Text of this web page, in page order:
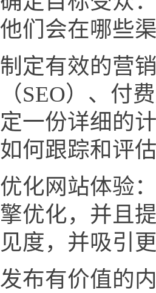
他们会在哪些
制定有效的营
（SEO）、付
定一份详细的
如何跟踪和评估
优化网站体验
擎优化，并且
见度，并吸引
发布有价值的